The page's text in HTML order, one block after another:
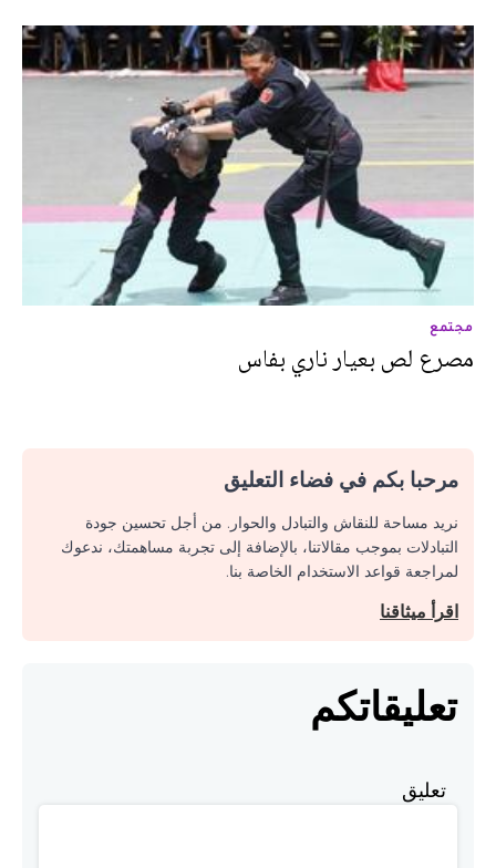
مجتمع
مصرع لص بعيار ناري بفاس
مرحبا بكم في فضاء التعليق
نريد مساحة للنقاش والتبادل والحوار. من أجل تحسين جودة
التبادلات بموجب مقالاتنا، بالإضافة إلى تجربة مساهمتك، ندعوك
لمراجعة قواعد الاستخدام الخاصة بنا.
اقرأ ميثاقنا
تعليقاتكم
تعليق